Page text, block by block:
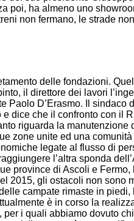
poi, ha almeno uno
non fermano, le strade
delle fondazioni.
il direttore dei lavori
Paolo D’Erasmo. Il
dice che il confronto con
riguarda la
zone unite ed una
legate al flusso di
l’altra sponda
province di Ascoli e
2015, gli ostacoli non
campate rimaste in
è in corso la
i quali abbiamo dovuto